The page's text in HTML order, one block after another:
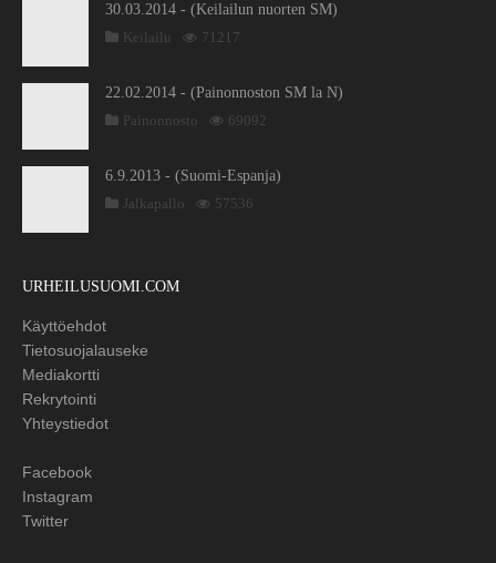
30.03.2014 - (Keilailun nuorten SM)
Keilailu
71217
22.02.2014 - (Painonnoston SM la N)
Painonnosto
69092
6.9.2013 - (Suomi-Espanja)
Jalkapallo
57536
URHEILUSUOMI.COM
Käyttöehdot
Tietosuojalauseke
Mediakortti
Rekrytointi
Yhteystiedot
Facebook
Instagram
Twitter